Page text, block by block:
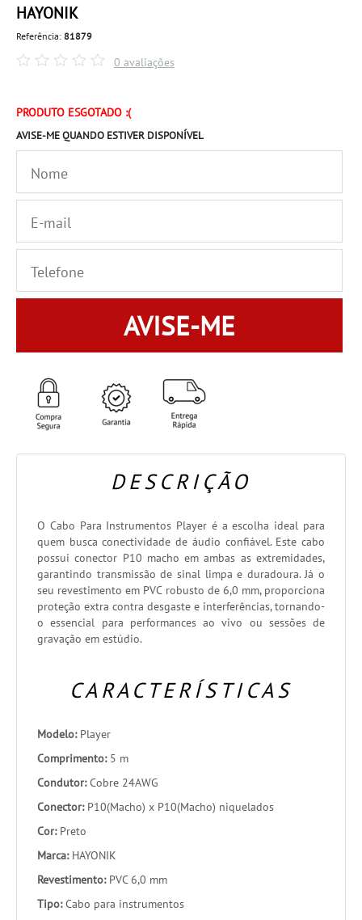
HAYONIK
Referência: 81879
0 avaliações
PRODUTO ESGOTADO :(
AVISE-ME QUANDO ESTIVER DISPONÍVEL
AVISE-ME
DESCRIÇÃO
O Cabo Para Instrumentos Player é a escolha ideal para
quem busca conectividade de áudio confiável. Este cabo
possui conector P10 macho em ambas as extremidades,
garantindo transmissão de sinal limpa e duradoura. Já o
seu revestimento em PVC robusto de 6,0 mm, proporciona
proteção extra contra desgaste e interferências, tornando-
o essencial para performances ao vivo ou sessões de
gravação em estúdio.
CARACTERÍSTICAS
Modelo: Player
Comprimento: 5 m
Condutor:Cobre 24AWG
Conector: P10(Macho) x P10(Macho) niquelados
Cor: Preto
Marca: HAYONIK
Revestimento: PVC 6,0 mm
Tipo:Cabo para instrumentos